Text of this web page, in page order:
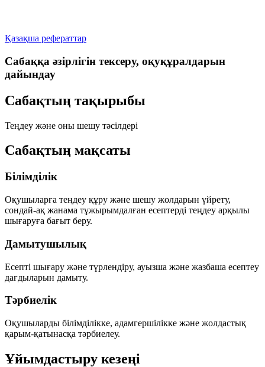
Қазақша рефераттар
Сабаққа әзірлігін тексеру, оқуқұралдарын
дайындау
Сабақтың тақырыбы
Теңдеу және оны шешу тәсілдері
Сабақтың мақсаты
Білімділік
Оқушыларға теңдеу құру және шешу жолдарын үйрету,
сондай-ақ жанама тұжырымдалған есептерді теңдеу арқылы
шығаруға бағыт беру.
Дамытушылық
Есепті шығару және түрлендіру, ауызша және жазбаша есептеу
дағдыларын дамыту.
Тәрбиелік
Оқушыларды білімділікке, адамгершілікке және жолдастық
қарым-қатынасқа тәрбиелеу.
Ұйымдастыру кезеңі